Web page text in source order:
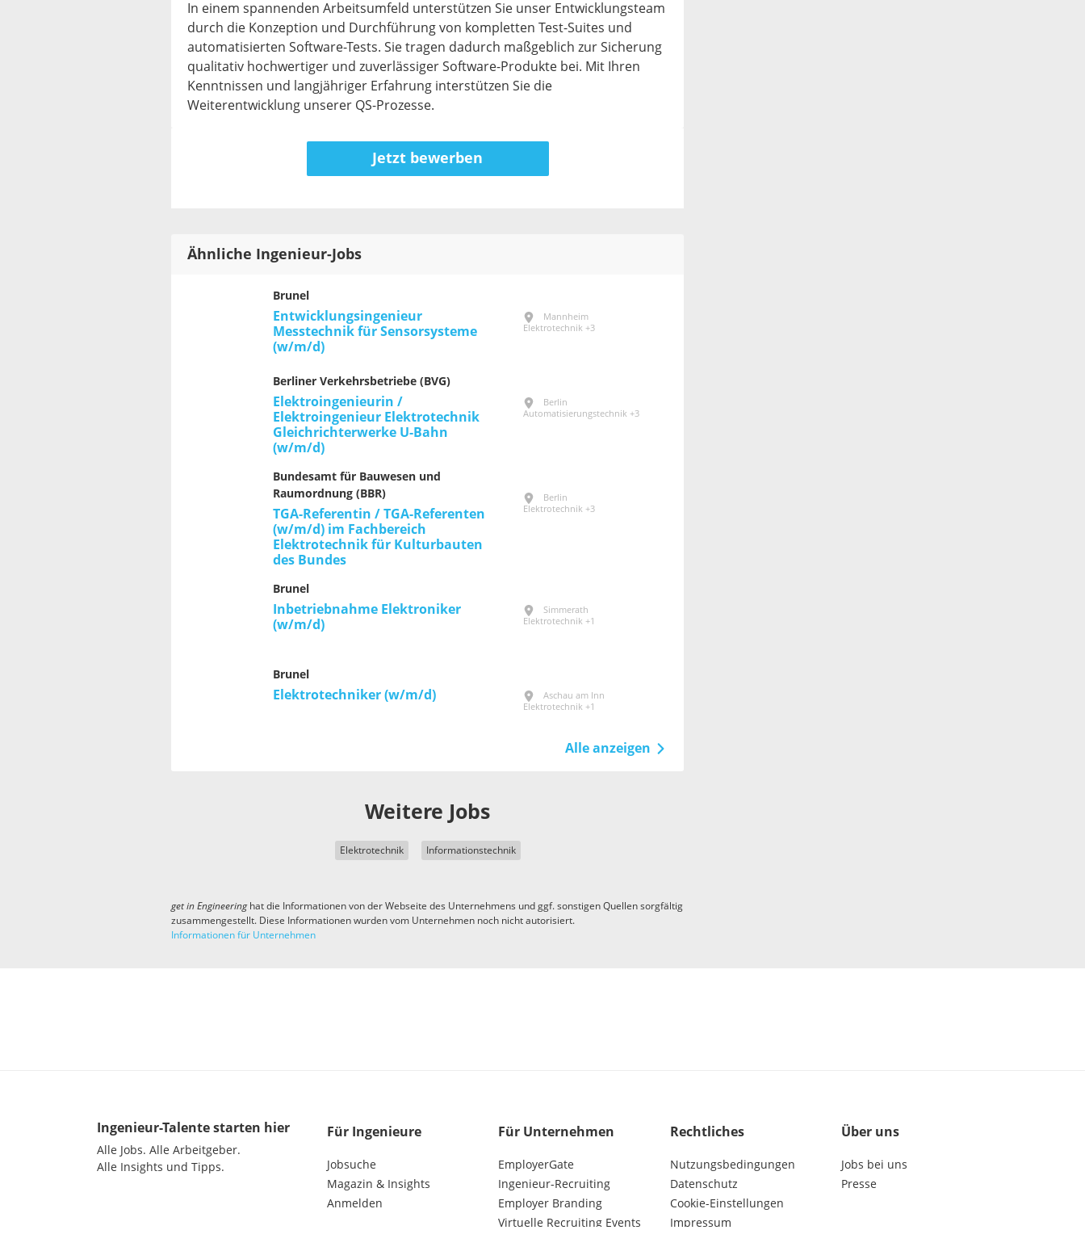
In einem spannenden Arbeitsumfeld unterstützen Sie unser Entwicklungsteam
durch die Konzeption und Durchführung von kompletten Test-Suites und
automatisierten Software-Tests. Sie tragen dadurch maßgeblich zur Sicherung
qualitativ hochwertiger und zuverlässiger Software-Produkte bei. Mit Ihren
Kenntnissen und langjähriger Erfahrung interstützen Sie die
Weiterentwicklung unserer QS-Prozesse.
Jetzt bewerben
Ähnliche Ingenieur-Jobs
Brunel
Entwicklungsingenieur
Messtechnik für Sensorsysteme
(w/m/d)
Mannheim
Elektrotechnik +3
Berliner Verkehrsbetriebe (BVG)
Elektroingenieurin /
Elektroingenieur Elektrotechnik
Gleichrichterwerke U-Bahn
(w/m/d)
Berlin
Automatisierungstechnik +3
Bundesamt für Bauwesen und
Raumordnung (BBR)
TGA-Referentin / TGA-Referenten
(w/m/d) im Fachbereich
Elektrotechnik für Kultur­bauten
des Bundes
Berlin
Elektrotechnik +3
Brunel
Inbetriebnahme Elektroniker
(w/m/d)
Simmerath
Elektrotechnik +1
Brunel
Elektrotechniker (w/m/d)
Aschau am Inn
Elektrotechnik +1
Alle anzeigen
Weitere Jobs
Elektrotechnik Informationstechnik
get in Engineeringhat die Informationen von der Webseite des Unternehmens und ggf. sonstigen Quellen sorgfältig
zusammengestellt. Diese Informationen wurden vom Unternehmen noch nicht autorisiert.
Informationen für Unternehmen
Ingenieur-Talente starten hier
Alle Jobs. Alle Arbeitgeber.
Alle Insights und Tipps.
Für Ingenieure
Jobsuche
Magazin & Insights
Anmelden
Für Unternehmen
EmployerGate
Ingenieur-Recruiting
Employer Branding
Virtuelle Recruiting Events
Rechtliches
Nutzungsbedingungen
Datenschutz
Cookie-Einstellungen
Impressum
Über uns
Jobs bei uns
Presse